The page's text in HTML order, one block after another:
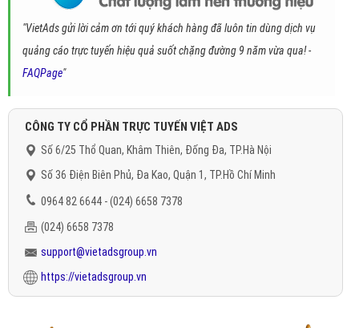
"VietAds gửi lời cảm ơn tới quý khách hàng đã luôn tin dùng dịch vụ
quảng cáo trực tuyến hiệu quả suốt chặng đường 9 năm vừa qua! -
FAQPage"
CÔNG TY CỔ PHẦN TRỰC TUYẾN VIỆT ADS
Số 6/25 Thổ Quan, Khâm Thiên, Đống Đa, TP.Hà Nội
Số 36 Điện Biên Phủ, Đa Kao, Quận 1, TP.Hồ Chí Minh
0964 82 6644 - (024) 6658 7378
(024) 6658 7378
support@vietadsgroup.vn
https://vietadsgroup.vn